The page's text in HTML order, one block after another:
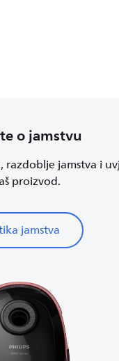
o jamstvu
jamstva i
proizvod.
jamstva